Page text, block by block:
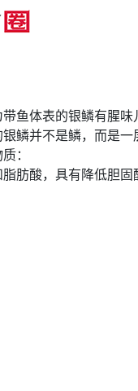
鱼体表的银鳞有腥
鳞并不是鳞，而是
：
肪酸，具有降低胆